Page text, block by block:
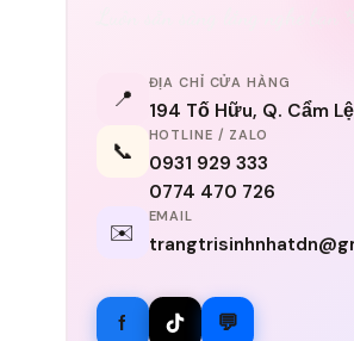
📍
ĐỊA CHỈ CỬA HÀNG
194 Tố Hữu, Q. Cẩm
📞
HOTLINE / ZALO
0931 929 333
0774 470 726
✉️
EMAIL
f 💬